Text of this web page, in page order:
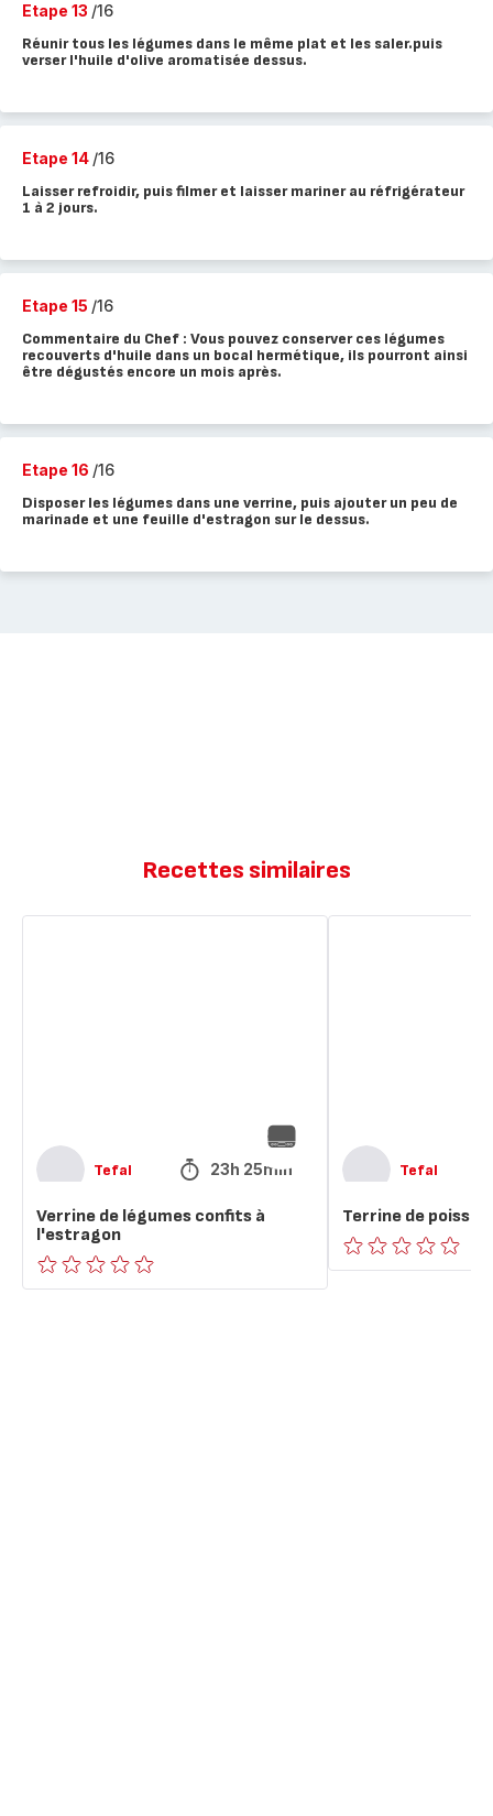
Etape 13 /16
Réunir tous les légumes dans le même plat et les saler.puis
verser l'huile d'olive aromatisée dessus.
Etape 14 /16
Laisser refroidir, puis filmer et laisser mariner au réfrigérateur
1 à 2 jours.
Etape 15 /16
Commentaire du Chef : Vous pouvez conserver ces légumes
recouverts d'huile dans un bocal hermétique, ils pourront ainsi
être dégustés encore un mois après.
Etape 16 /16
Disposer les légumes dans une verrine, puis ajouter un peu de
marinade et une feuille d'estragon sur le dessus.
Recettes similaires
Tefal 23h 25min
Verrine de légumes confits à
l'estragon
ratings.0
Tefal
Terrine de
ratings.0